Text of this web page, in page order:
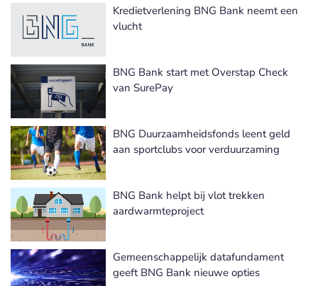
Kredietverlening BNG Bank neemt een
vlucht
BNG Bank start met Overstap Check
van SurePay
BNG Duurzaamheidsfonds leent geld
aan sportclubs voor verduurzaming
BNG Bank helpt bij vlot trekken
aardwarmteproject
Gemeenschappelijk datafundament
geeft BNG Bank nieuwe opties